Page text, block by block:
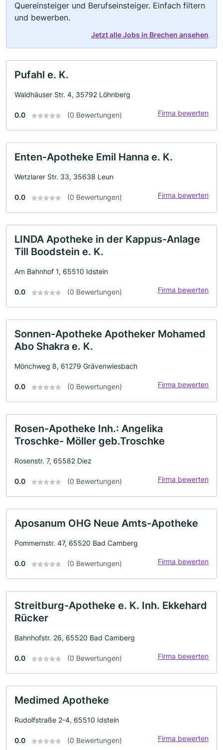
Quereinsteiger und Berufseinsteiger. Einfach filtern
und bewerben.
Jetzt alle Jobs in Brechen ansehen
Pufahl e. K.
Waldhäuser Str. 4, 35792 Löhnberg
0.0 (0 Bewertungen) Firma bewerten
Enten-Apotheke Emil Hanna e. K.
Wetzlarer Str. 33, 35638 Leun
0.0 (0 Bewertungen) Firma bewerten
LINDA Apotheke in der Kappus-Anlage
Till Boodstein e. K.
Am Bahnhof 1, 65510 Idstein
0.0 (0 Bewertungen) Firma bewerten
Sonnen-Apotheke Apotheker Mohamed
Abo Shakra e. K.
Mönchweg 8, 61279 Grävenwiesbach
0.0 (0 Bewertungen) Firma bewerten
Rosen-Apotheke Inh.: Angelika
Troschke- Möller geb.Troschke
Rosenstr. 7, 65582 Diez
0.0 (0 Bewertungen) Firma bewerten
Aposanum OHG Neue Amts-Apotheke
Pommernstr. 47, 65520 Bad Camberg
0.0 (0 Bewertungen) Firma bewerten
Streitburg-Apotheke e. K. Inh. Ekkehard
Rücker
Bahnhofstr. 26, 65520 Bad Camberg
0.0 (0 Bewertungen) Firma bewerten
Medimed Apotheke
Rudolfstraße 2-4, 65510 Idstein
0.0 (0 Bewertungen) Firma bewerten